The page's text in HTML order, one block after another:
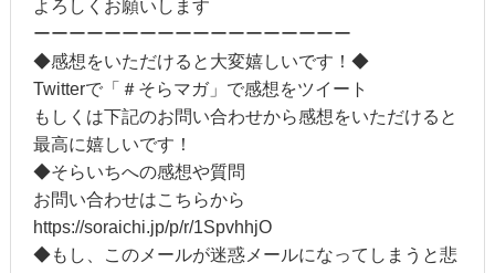
よろしくお願いします
ーーーーーーーーーーーーーーーーーー
◆感想をいただけると大変嬉しいです！◆
Twitterで「＃そらマガ」で感想をツイート
もしくは下記のお問い合わせから感想をいただけると
最高に嬉しいです！
◆そらいちへの感想や質問
お問い合わせはこちらから
https://soraichi.jp/p/r/1SpvhhjO
◆もし、このメールが迷惑メールになってしまうと悲